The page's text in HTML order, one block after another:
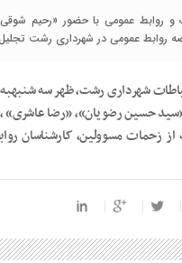
و روابط عمومی با حضور «رحیم
روابط عمومی در شهرداری رشت
شهرداری رشت، ظهر سه
حسین رضویان»، «رضا عاشری»
زحمات مسوولین، کارشناسان